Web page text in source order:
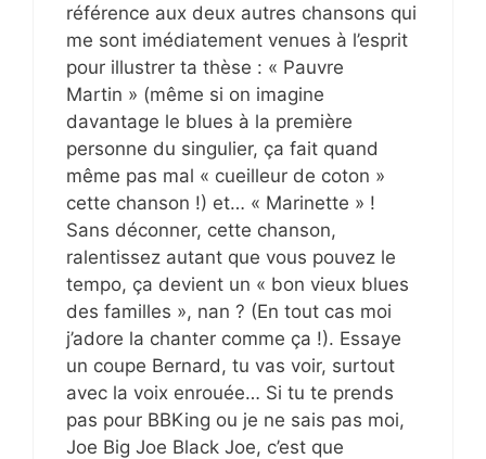
référence aux deux autres chansons qui
me sont imédiatement venues à l’esprit
pour illustrer ta thèse : « Pauvre
Martin » (même si on imagine
davantage le blues à la première
personne du singulier, ça fait quand
même pas mal « cueilleur de coton »
cette chanson !) et… « Marinette » !
Sans déconner, cette chanson,
ralentissez autant que vous pouvez le
tempo, ça devient un « bon vieux blues
des familles », nan ? (En tout cas moi
j’adore la chanter comme ça !). Essaye
un coupe Bernard, tu vas voir, surtout
avec la voix enrouée… Si tu te prends
pas pour BBKing ou je ne sais pas moi,
Joe Big Joe Black Joe, c’est que